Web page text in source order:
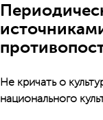
Не кричать о
национального